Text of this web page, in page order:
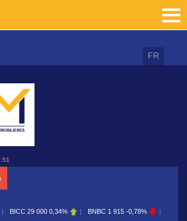
principal
FR
BICC 29 000 0,34% BNBC 1 915 -0,78%